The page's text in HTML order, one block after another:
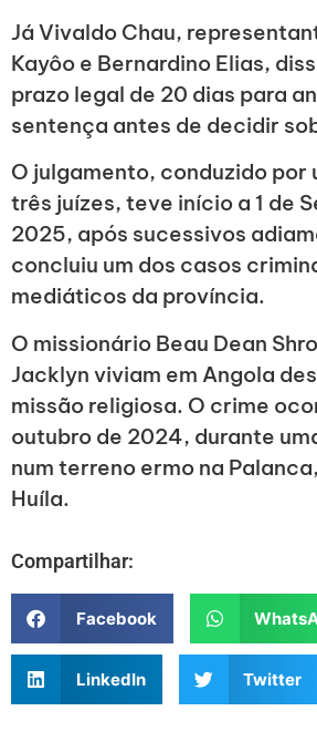
Já Vivaldo Chau,
Kayôo e Bernardino Elias,
prazo legal de 20 dias para
sentença antes de decidir
O julgamento, conduzido por
três juízes, teve início a 1 de
2025, após sucessivos
concluiu um dos casos
mediáticos da província.
O missionário Beau Dean
Jacklyn viviam em Angola
missão religiosa. O crime
outubro de 2024, durante
num terreno ermo na
Huíla.
Compartilhar:
Facebook
LinkedIn Twitter